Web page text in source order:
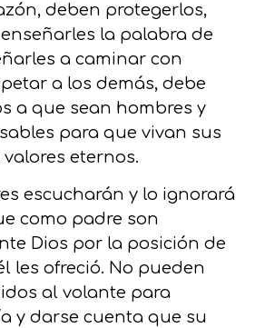
deben protegerlos,
la palabra de
a caminar con
a los demás, debe
a que sean hombres y
para que vivan sus
eternos.
escucharán y lo ignorará
como padre son
Dios por la posición de
les ofreció. No pueden
al volante para
y darse cuenta que su